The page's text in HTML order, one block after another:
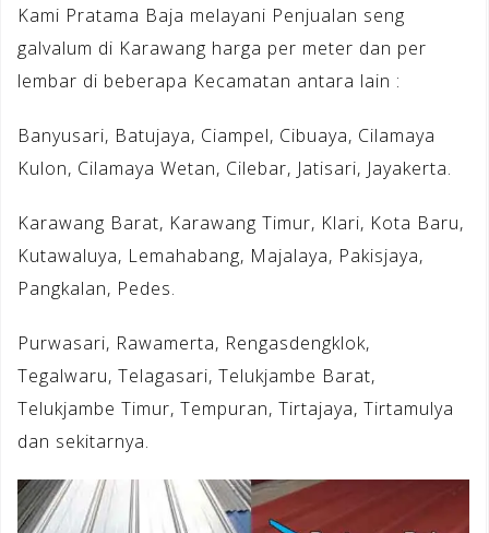
Kami Pratama Baja melayani Penjualan seng
galvalum di Karawang harga per meter dan per
lembar di beberapa Kecamatan antara lain :
Banyusari, Batujaya, Ciampel, Cibuaya, Cilamaya
Kulon, Cilamaya Wetan, Cilebar, Jatisari, Jayakerta.
Karawang Barat, Karawang Timur, Klari, Kota Baru,
Kutawaluya, Lemahabang, Majalaya, Pakisjaya,
Pangkalan, Pedes.
Purwasari, Rawamerta, Rengasdengklok,
Tegalwaru, Telagasari, Telukjambe Barat,
Telukjambe Timur, Tempuran, Tirtajaya, Tirtamulya
dan sekitarnya.